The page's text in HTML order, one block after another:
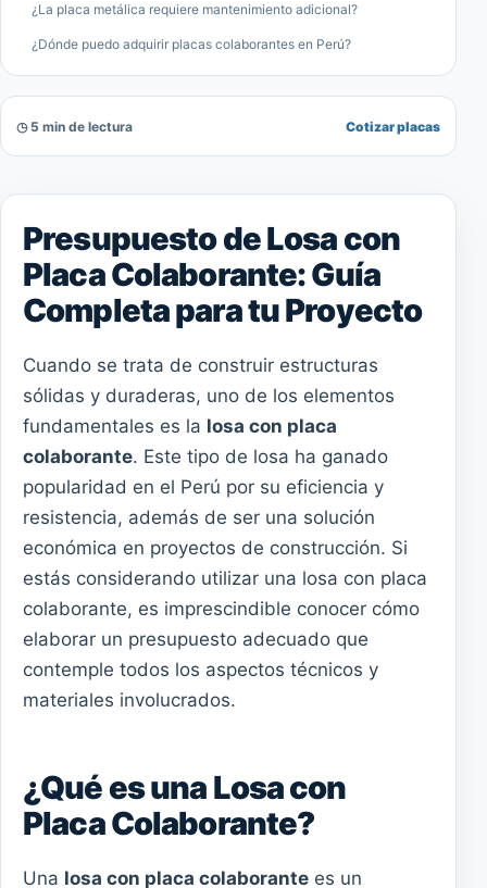
¿La placa metálica requiere mantenimiento adicional?
¿Dónde puedo adquirir placas colaborantes en Perú?
◷ 5 min de lectura Cotizar placas
Presupuesto de Losa con
Placa Colaborante: Guía
Completa para tu Proyecto
Cuando se trata de construir estructuras
sólidas y duraderas, uno de los elementos
fundamentales es la losa con placa
colaborante. Este tipo de losa ha ganado
popularidad en el Perú por su eficiencia y
resistencia, además de ser una solución
económica en proyectos de construcción. Si
estás considerando utilizar una losa con placa
colaborante, es imprescindible conocer cómo
elaborar un presupuesto adecuado que
contemple todos los aspectos técnicos y
materiales involucrados.
¿Qué es una Losa con
Placa Colaborante?
Una losa con placa colaborante es un